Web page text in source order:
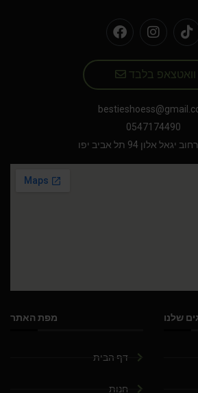
וואטצאפ בלבד
0547174490
אלון 94 תל אביב יפו
שלנו מפת האתר
דף הבית
חנות